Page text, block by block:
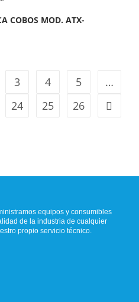
COBOS MOD. ATX-
3 4 5
…
24
25 26
equipos y consumibles
de la industria de cualquier
propio servicio técnico.